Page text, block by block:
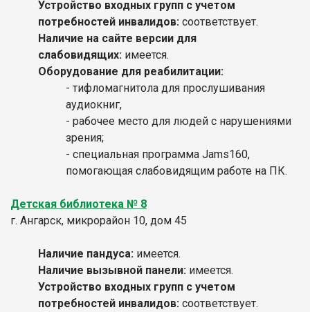
Устройство входных групп с учетом
потребностей инвалидов: соответствует.
Наличие на сайте версии для
слабовидящих: имеется.
Оборудование для реабилитации:
- тифломагнитола для прослушивания
аудиокниг,
- рабочее место для людей с нарушениями
зрения;
- специальная программа Jams160,
помогающая слабовидящим работе на ПК.
Детская библиотека № 8
г. Ангарск, микрорайон 10, дом 45
Наличие пандуса: имеется.
Наличие вызывной панели: имеется.
Устройство входных групп с учетом
потребностей инвалидов: соответствует.